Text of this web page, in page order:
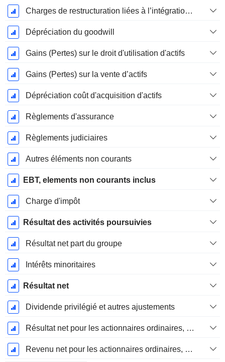
Charges de restructuration liées à l’intégration d’une nouvelle activité (Fusions, Acquisitions)
Dépréciation du goodwill
Gains (Pertes) sur le droit d'utilisation d'actifs
Gains (Pertes) sur la vente d’actifs
Dépréciation coût d'acquisition d'actifs
Règlements d'assurance
Règlements judiciaires
Autres éléments non courants
EBT, elements non courants inclus
Charge d'impôt
Résultat des activités poursuivies
Résultat net part du groupe
Intérêts minoritaires
Résultat net
Dividende privilégié et autres ajustements
Résultat net pour les actionnaires ordinaires, éléments exceptionnels inclus.
Revenu net pour les actionnaires ordinaires, hors éléments exceptionnelsRésultat net pour les actionnaires ordinaires, éléments exceptionnels exclus.